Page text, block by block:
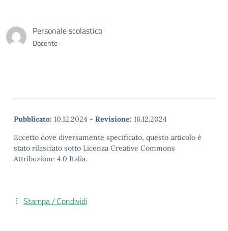
Personale scolastico
Docente
Pubblicato: 10.12.2024 - Revisione: 16.12.2024
Eccetto dove diversamente specificato, questo articolo è
stato rilasciato sotto Licenza Creative Commons
Attribuzione 4.0 Italia.
Stampa / Condividi